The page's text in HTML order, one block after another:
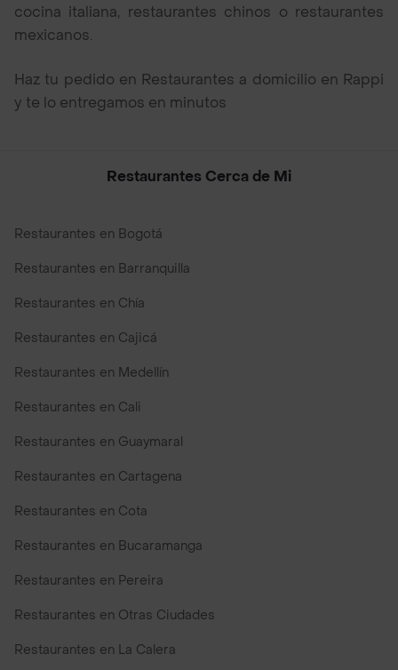
cocina italiana, restaurantes chinos o restaurantes
mexicanos.
Haz tu pedido en Restaurantes a domicilio en Rappi
y te lo entregamos en minutos
Restaurantes Cerca de Mi
Restaurantes en Bogotá
Restaurantes en Barranquilla
Restaurantes en Chía
Restaurantes en Cajicá
Restaurantes en Medellín
Restaurantes en Cali
Restaurantes en Guaymaral
Restaurantes en Cartagena
Restaurantes en Cota
Restaurantes en Bucaramanga
Restaurantes en Pereira
Restaurantes en Otras Ciudades
Restaurantes en La Calera